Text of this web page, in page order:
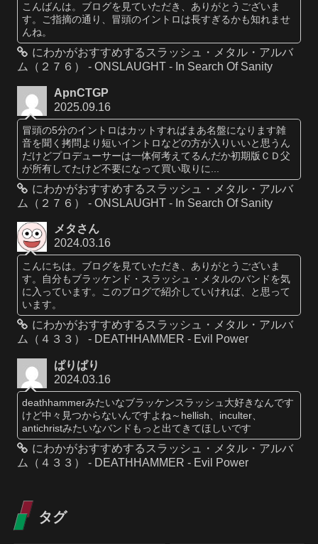
こんばんは。ブログを見ていただき、ありがとうございま
す。ご指摘の通り、冒頭のイントロは長すぎるかも知れませ
んね。
にわかがおすすめするスラッシュ・メタル・アルバ
ム（２７６） - ONSLAUGHT - In Search Of Sanity
ApnCTGP
2025.09.16
冒頭の5分のイントロはカットすればまあ名盤になります雑
音を聞く拷問より短いイントロなどの方が入りいいと思うん
だけどプロデューサーは一体何考えてるんだか初期版ＣＤ父
が所有してたけど不要になって買い取りに...
にわかがおすすめするスラッシュ・メタル・アルバ
ム（２７６） - ONSLAUGHT - In Search Of Sanity
メタさん
2024.03.16
こんにちは。ブログを見ていただき、ありがとうございま
す。自分もブラッケンド・スラッシュ・メタルのバンドを気
に入っています。このブログで紹介していければ、と思って
います。
にわかがおすすめするスラッシュ・メタル・アルバ
ム（４３３） - DEATHHAMMER - Evil Power
ぱりぱり
2024.03.16
deathhammerみたいなブラッケンスラッシュ大好きなんです
けど中々見つからないんですよね～hellish、inculter、
antichristみたいなバンドもっと出てきてほしいです
にわかがおすすめするスラッシュ・メタル・アルバ
ム（４３３） - DEATHHAMMER - Evil Power
タグ